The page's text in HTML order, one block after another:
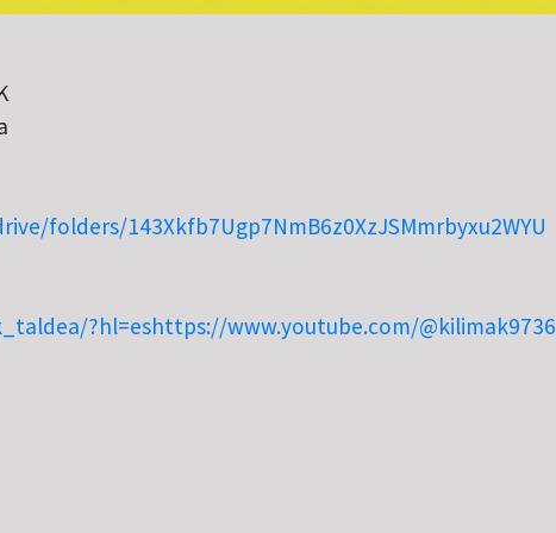
folders/143Xkfb7Ugp7NmB6z0XzJSMmrbyxu2WYU
?hl=eshttps://www.youtube.com/